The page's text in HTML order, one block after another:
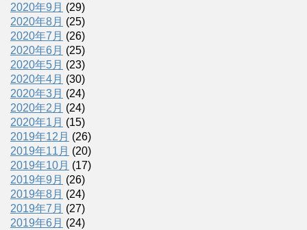
2020年9月 (29)
2020年8月 (25)
2020年7月 (26)
2020年6月 (25)
2020年5月 (23)
2020年4月 (30)
2020年3月 (24)
2020年2月 (24)
2020年1月 (15)
2019年12月 (26)
2019年11月 (20)
2019年10月 (17)
2019年9月 (26)
2019年8月 (24)
2019年7月 (27)
2019年6月 (24)